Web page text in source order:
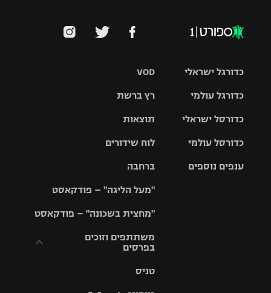
VOD
רץ ברשת
תוצאות
לוח שידורים
ברחבה
"מעל הליגה" – פודקאסט
"מחצית בשכונה" – פודקאסט
משתתפים וזוכים
בפרסים
וזוכים בפרסים
טניס
כדורגל ישראלי
גביע הטוטו
כדורגל עולמי
האלופות
ליגה
כדורסל ישראלי
סל
כדורסל עולמי
ענפים נוספים